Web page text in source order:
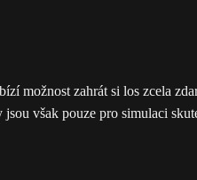
možnost zahrát si los zcela
však pouze pro simulaci